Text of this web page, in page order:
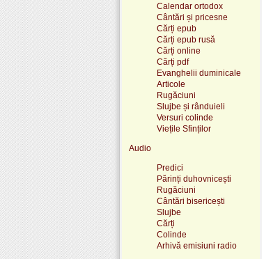
Calendar ortodox
Cântări și pricesne
Cărți epub
Cărți epub rusă
Cărți online
Cărți pdf
Evanghelii duminicale
Articole
Rugăciuni
Slujbe și rânduieli
Versuri colinde
Viețile Sfinților
Audio
Predici
Părinți duhovnicești
Rugăciuni
Cântări bisericești
Slujbe
Cărți
Colinde
Arhivă emisiuni radio